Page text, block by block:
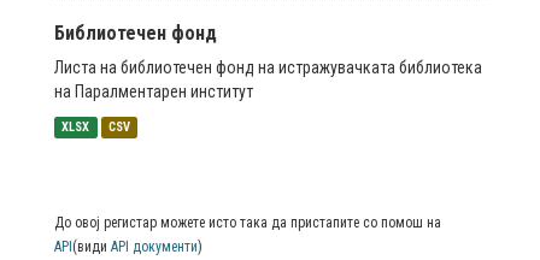
Библиотечен фонд
Листа на библиотечен фонд на истражувачката библиотека
на Паралментарен институт
XLSX CSV
До овој регистар можете исто така да пристапите со помош на
API (види API документи)